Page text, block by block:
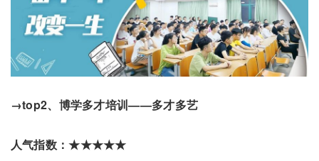
→top2、博学多才培训——多才多艺
人气指数：★★★★★